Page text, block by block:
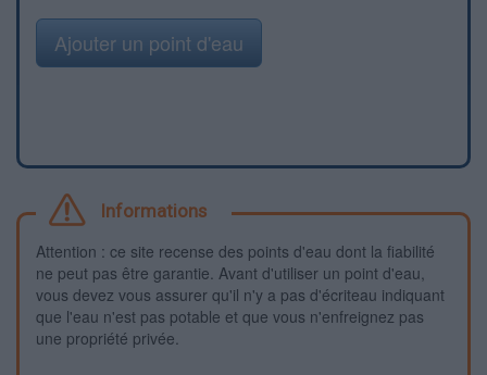
Ajouter un point d'eau
Informations
Attention : ce site recense des points d'eau dont la fiabilité
ne peut pas être garantie. Avant d'utiliser un point d'eau,
vous devez vous assurer qu'il n'y a pas d'écriteau indiquant
que l'eau n'est pas potable et que vous n'enfreignez pas
une propriété privée.